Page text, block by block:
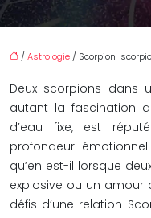
/Astrologie / Scorpion-
Deux scorpions dans
autant la fascination
d’eau fixe, est
profondeur
qu’en est-il lorsque
explosive ou un amour
défis d’une relation